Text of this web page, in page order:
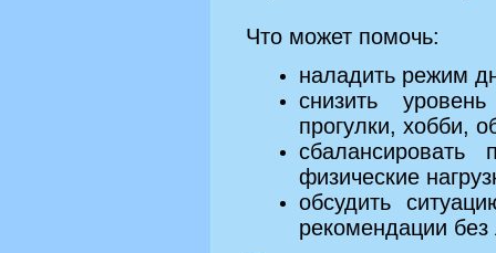
Что может помочь:
наладить режим
снизить
прогулки, хобби,
физические
обсудить
рекомендации